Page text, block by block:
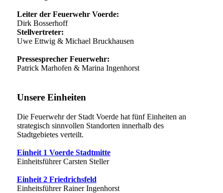
Leiter der Feuerwehr Voerde:
Dirk Bosserhoff
Stellvertreter:
Uwe Ettwig & Michael Bruckhausen
Pressesprecher Feuerwehr:
Patrick Marhofen & Marina Ingenhorst
Unsere Einheiten
Die Feuerwehr der Stadt Voerde hat fünf Einheiten an
strategisch sinnvollen Standorten innerhalb des
Stadtgebietes verteilt.
Einheit 1 Voerde Stadtmitte
Einheitsführer Carsten Steller
Einheit 2 Friedrichsfeld
Einheitsführer Rainer Ingenhorst